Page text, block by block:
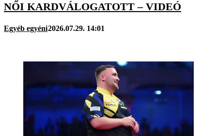
NŐI KARDVÁLOGATOTT – VIDEÓ
Egyéb egyéni2026.07.29. 14:01